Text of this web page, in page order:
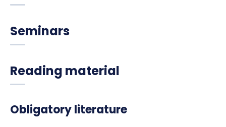
Seminars
Reading material
Obligatory literature